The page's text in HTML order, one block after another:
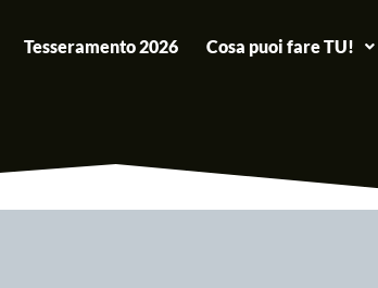
Tesseramento 2026 Cosa puoi fare TU!